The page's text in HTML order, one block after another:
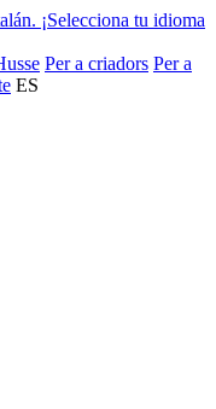
¡Selecciona tu idioma
Per a criadors Per a
ES